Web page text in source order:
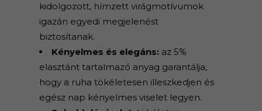
kidolgozott, hímzett virágmotívumok
igazán egyedi megjelenést
biztosítanak.
Kényelmes és elegáns:az 5%
elasztánt tartalmazó anyag garantálja,
hogy a ruha tökéletesen illeszkedjen és
egész nap kényelmes viselet legyen.